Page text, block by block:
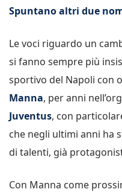
Spuntano altri due
Le voci riguardo un
si fanno sempre più
sportivo del Napoli con
Manna, per anni
Juventus, con
che negli ultimi anni ha
di talenti, già
Con Manna come